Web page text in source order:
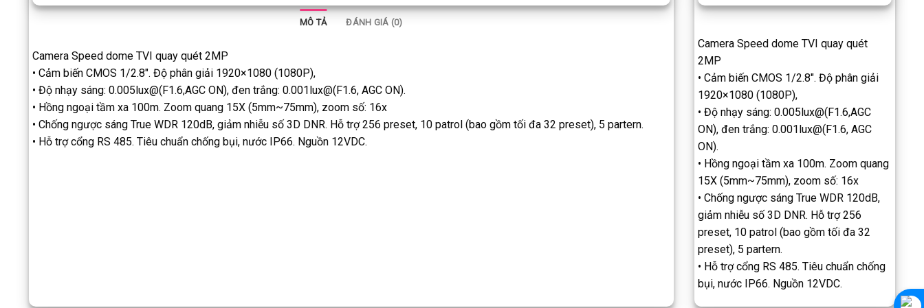
MÔ TẢ ĐÁNH GIÁ (0)
Camera Speed dome TVI quay quét 2MP
• Cảm biến CMOS 1/2.8″. Độ phân giải 1920×1080 (1080P),
• Độ nhạy sáng: 0.005lux@(F1.6,AGC ON), đen trắng: 0.001lux@(F1.6, AGC ON).
• Hồng ngoại tầm xa 100m. Zoom quang 15X (5mm~75mm), zoom số: 16x
• Chống ngược sáng True WDR 120dB, giảm nhiễu số 3D DNR. Hỗ trợ 256 preset, 10 patrol (bao gồm tối đa 32 preset), 5 partern.
• Hỗ trợ cổng RS 485. Tiêu chuẩn chống bụi, nước IP66. Nguồn 12VDC.
Camera Speed dome TVI quay quét
2MP
• Cảm biến CMOS 1/2.8″. Độ phân giải
1920×1080 (1080P),
• Độ nhạy sáng: 0.005lux@(F1.6,AGC
ON), đen trắng: 0.001lux@(F1.6, AGC
ON).
• Hồng ngoại tầm xa 100m. Zoom quang
15X (5mm~75mm), zoom số: 16x
• Chống ngược sáng True WDR 120dB,
giảm nhiễu số 3D DNR. Hỗ trợ 256
preset, 10 patrol (bao gồm tối đa 32
preset), 5 partern.
• Hỗ trợ cổng RS 485. Tiêu chuẩn chống
bụi, nước IP66. Nguồn 12VDC.